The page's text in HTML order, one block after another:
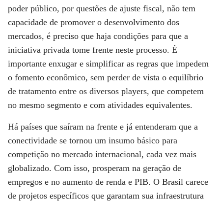
poder público, por questões de ajuste fiscal, não tem
capacidade de promover o desenvolvimento dos
mercados, é preciso que haja condições para que a
iniciativa privada tome frente neste processo. É
importante enxugar e simplificar as regras que impedem
o fomento econômico, sem perder de vista o equilíbrio
de tratamento entre os diversos players, que competem
no mesmo segmento e com atividades equivalentes.
Há países que saíram na frente e já entenderam que a
conectividade se tornou um insumo básico para
competição no mercado internacional, cada vez mais
globalizado. Com isso, prosperam na geração de
empregos e no aumento de renda e PIB. O Brasil carece
de projetos específicos que garantam sua infraestrutura